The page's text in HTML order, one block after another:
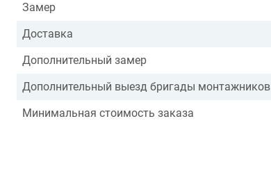
Замер
Доставка
Дополнительный замер
Дополнительный выезд бригады монтажников
Минимальная стоимость заказа